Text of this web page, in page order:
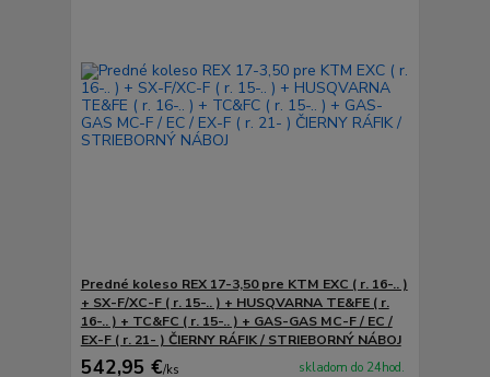
Predné koleso REX 17-3,50 pre KTM EXC ( r. 16-.. )
+ SX-F/XC-F ( r. 15-.. ) + HUSQVARNA TE&FE ( r.
16-.. ) + TC&FC ( r. 15-.. ) + GAS-GAS MC-F / EC /
EX-F ( r. 21- ) ČIERNY RÁFIK / STRIEBORNÝ NÁBOJ
542,95 €/ks skladom do 24hod.